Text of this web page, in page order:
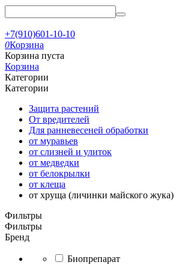
+7(910)601-10-10
0Корзина
Корзина пуста
Корзина
Категории
Категории
Защита растений
От вредителей
Для ранневесеней обработки
от муравьев
от слизней и улиток
от медведки
от белокрылки
от клеща
от хруща (личинки майского жука)
Фильтры
Фильтры
Бренд
Биопрепарат